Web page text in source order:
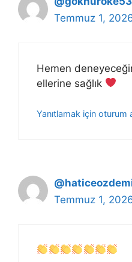
Temmuz 1,
Hemen
ellerine sağlık
Yanıtlamak için oturum
Temmuz 1,